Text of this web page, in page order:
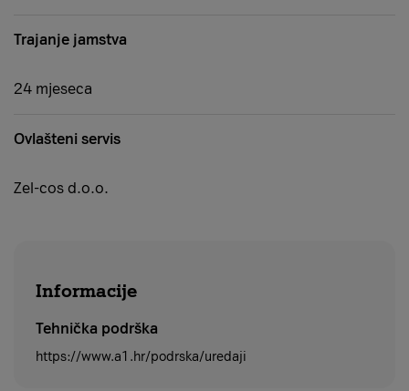
Trajanje jamstva
24 mjeseca
Ovlašteni servis
Zel-cos d.o.o.
Informacije
Tehnička podrška
https://www.a1.hr/podrska/uredaji